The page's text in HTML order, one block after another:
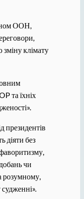
ООН,
клімату
та їхніх
президентів
діяти без
чи
розумному,